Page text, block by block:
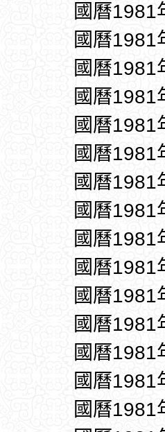
國曆1981
國曆1981
國曆1981
國曆1981
國曆1981
國曆1981
國曆1981
國曆1981
國曆1981
國曆1981
國曆1981
國曆1981
國曆1981
國曆1981
國曆1981